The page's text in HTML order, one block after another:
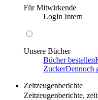
Für Mitwirkende
LogIn Intern
Unsere Bücher
Bücher bestellen
ZuckerDennoch
Zeitzeugenberichte
Zeitzeugenberichte,